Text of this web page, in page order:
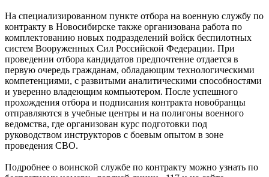
На специализированном пункте отбора на военную службу по
контракту в Новосибирске также организована работа по
комплектованию новых подразделений войск беспилотных
систем Вооруженных Сил Российской Федерации. При
проведении отбора кандидатов предпочтение отдается в
первую очередь гражданам, обладающим технологическими
компетенциями, с развитыми аналитическими способностями
и уверенно владеющим компьютером. После успешного
прохождения отбора и подписания контракта новобранцы
отправляются в учебные центры и на полигоны военного
ведомства, где организован курс подготовки под
руководством инструкторов с боевым опытом в зоне
проведения СВО.
Подробнее о воинской службе по контракту можно узнать по